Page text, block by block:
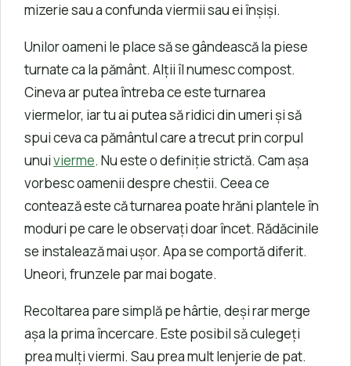
mizerie sau a confunda viermii sau ei înșiși.
Unilor oameni le place să se gândească la piese
turnate ca la pământ. Alții îl numesc compost.
Cineva ar putea întreba ce este turnarea
viermelor, iar tu ai putea să ridici din umeri și să
spui ceva ca pământul care a trecut prin corpul
unuivierme. Nu este o definiție strictă. Cam așa
vorbesc oamenii despre chestii. Ceea ce
contează este că turnarea poate hrăni plantele în
moduri pe care le observați doar încet. Rădăcinile
se instalează mai ușor. Apa se comportă diferit.
Uneori, frunzele par mai bogate.
Recoltarea pare simplă pe hârtie, deși rar merge
așa la prima încercare. Este posibil să culegeți
prea mulți viermi. Sau prea mult lenjerie de pat.